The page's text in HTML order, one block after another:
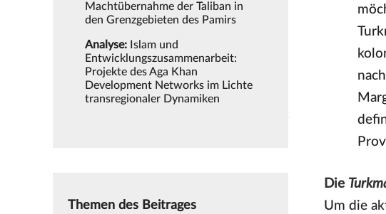
Machtübernahme der Taliban in
den Grenzgebieten des Pamirs
Analyse: Islam und
Entwicklungszusammenarbeit:
Projekte des Aga Khan
Development Networks im Lichte
transregionaler Dynamiken
Themen des Beitrages
Die
Um die